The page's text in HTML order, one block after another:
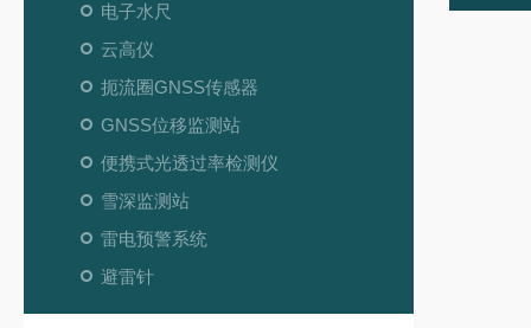
电子水尺
云高仪
扼流圈GNSS传感器
GNSS位移监测站
便携式光透过率检测仪
雪深监测站
雷电预警系统
避雷针